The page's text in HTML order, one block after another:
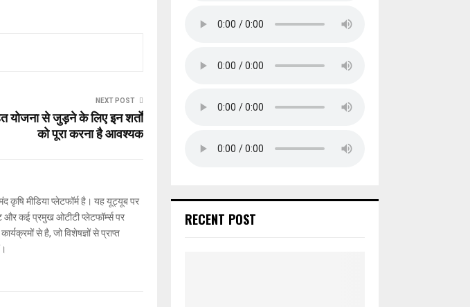
NEXT POST
योजना से जुड़ने के लिए इन शर्तों
को पूरा करना है आवश्यक
कृषि मीडिया प्लेटफॉर्म है। यह यूट्यूब पर
कई प्रमुख ओटीटी प्लेटफॉर्म्स पर
से है, जो विशेषज्ञों से प्राप्त
RECENT POST